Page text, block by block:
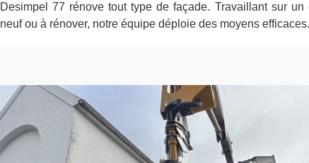
Desimpel 77 rénove tout type de façade. Travaillant sur un
neuf ou à rénover, notre équipe déploie des moyens efficaces.